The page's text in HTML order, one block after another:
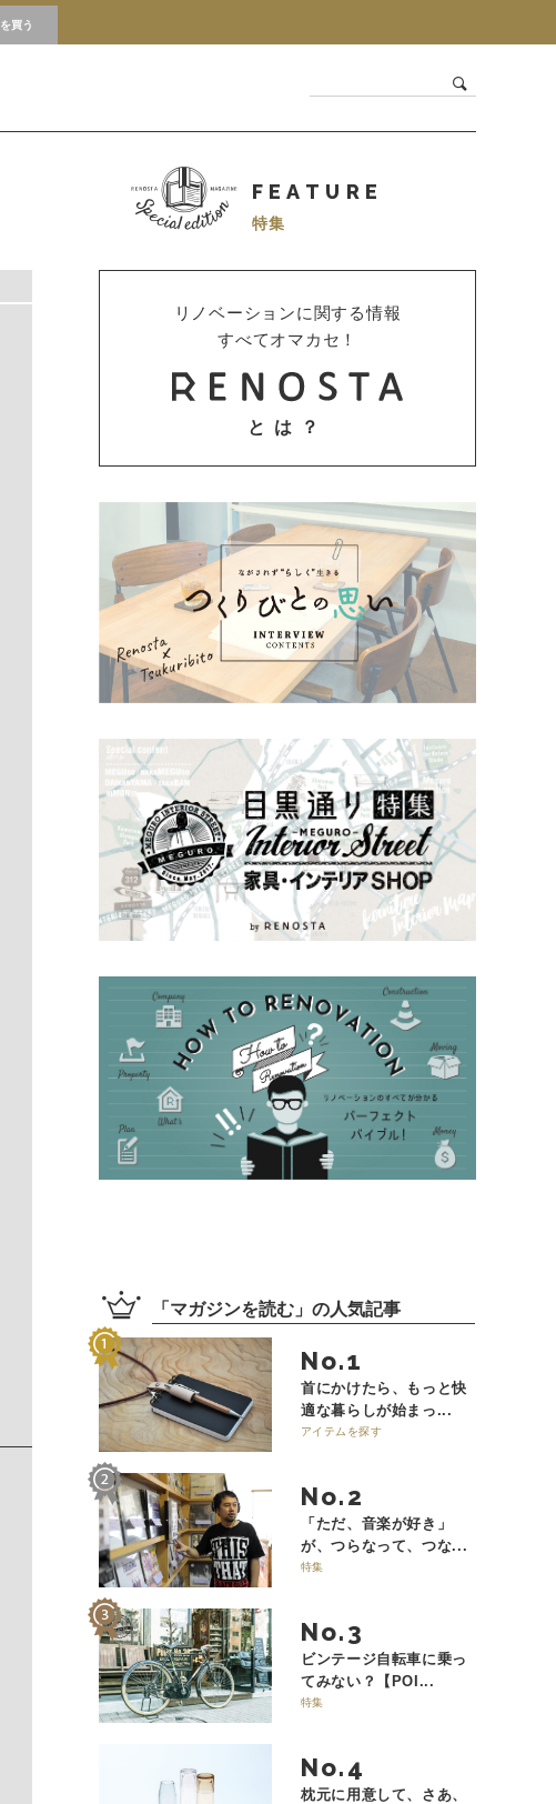
を買う
FEATURE
特集
リノベーションに関する情報
すべてオマカセ！
とは？
「 マガジンを読む 」の人気記事
No.
首にかけたら、もっと快
適な暮らしが始まっ...
アイテムを探す
No.
「ただ、音楽が好き」
が、つらなって、つな...
特集
No.
ビンテージ自転車に乗っ
てみない？【POI...
特集
No.
枕元に用意して、さあ、